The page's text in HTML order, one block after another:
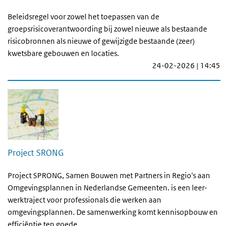
Beleidsregel voor zowel het toepassen van de
groepsrisicoverantwoording bij zowel nieuwe als bestaande
risicobronnen als nieuwe of gewijzigde bestaande (zeer)
kwetsbare gebouwen en locaties.
24-02-2026 | 14:45
Project SRONG
Project SPRONG, Samen Bouwen met Partners in Regio's aan
Omgevingsplannen in Nederlandse Gemeenten. is een leer-
werktraject voor professionals die werken aan
omgevingsplannen. De samenwerking komt kennisopbouw en